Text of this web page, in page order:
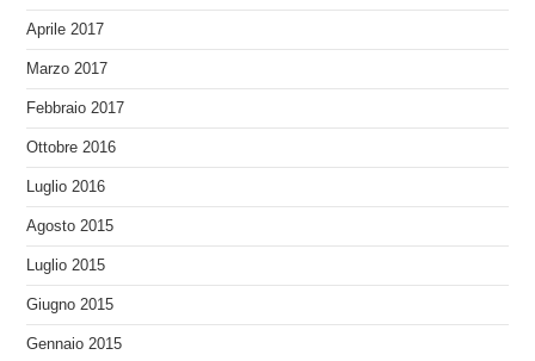
Aprile 2017
Marzo 2017
Febbraio 2017
Ottobre 2016
Luglio 2016
Agosto 2015
Luglio 2015
Giugno 2015
Gennaio 2015